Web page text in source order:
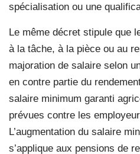
spécialisation ou une
Le même décret stipule que
à la tâche, à la pièce ou au
majoration de salaire selon
en contre partie du
salaire minimum garanti
prévues contre les
L’augmentation du salaire
s’applique aux pensions de